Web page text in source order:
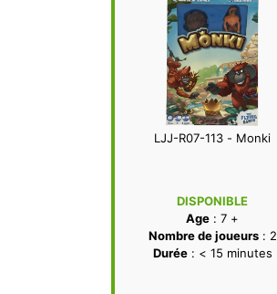
LJJ-R07-113 - Monki
DISPONIBLE
Age : 7 +
Nombre de joueurs: 2
Durée: < 15 minutes